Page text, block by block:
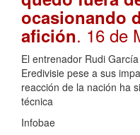
ocasionando
afición. 16 de
El entrenador Rudi
Eredivisie pese a sus
reacción de la nación ha
técnica
Infobae